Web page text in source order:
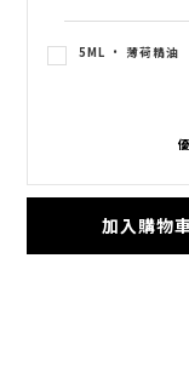
5ML · 薄荷精油
加入購物